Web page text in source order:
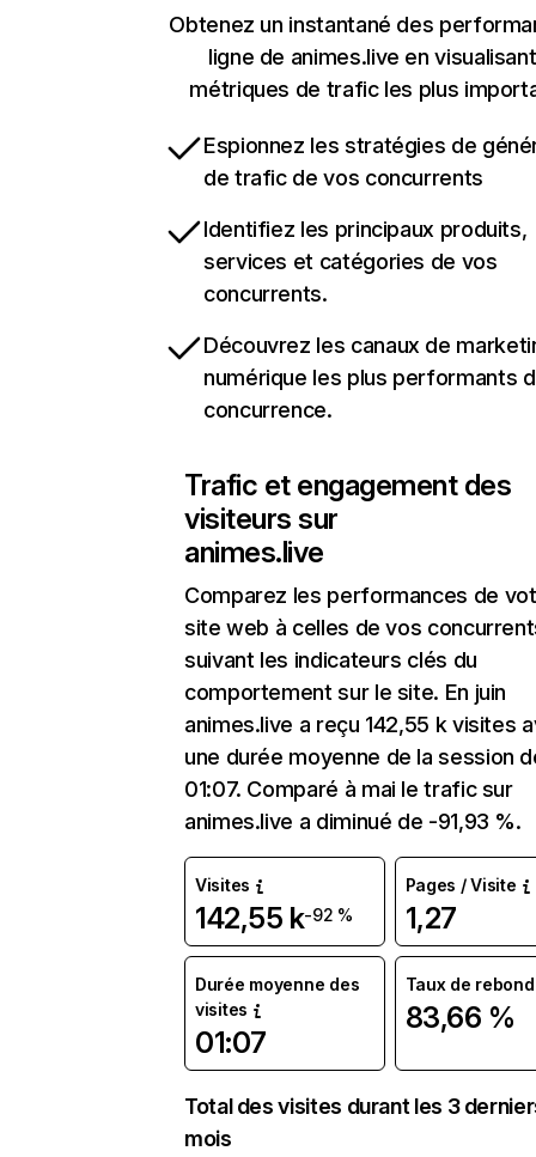
Obtenez un instantané des
ligne de animes.live en
métriques de trafic les plus
Espionnez les stratégies de
de trafic de vos concurrents
Identifiez les principaux produits,
services et catégories de vos
concurrents.
Découvrez les canaux de
numérique les plus performants
concurrence.
Trafic et engagement des
visiteurs sur
animes.live
Comparez les performances de
site web à celles de vos
suivant les indicateurs clés du
comportement sur le site. En juin
animes.live a reçu 142,55 k visites
une durée moyenne de la session
01:07. Comparé à mai le trafic sur
animes.live a diminué de -91,93 %.
Visites
142,55 k-92 %
Pages / Visite
1,27
Durée moyenne des
visites
01:07
Taux de rebond
83,66 %
Total des visites durant les 3
mois